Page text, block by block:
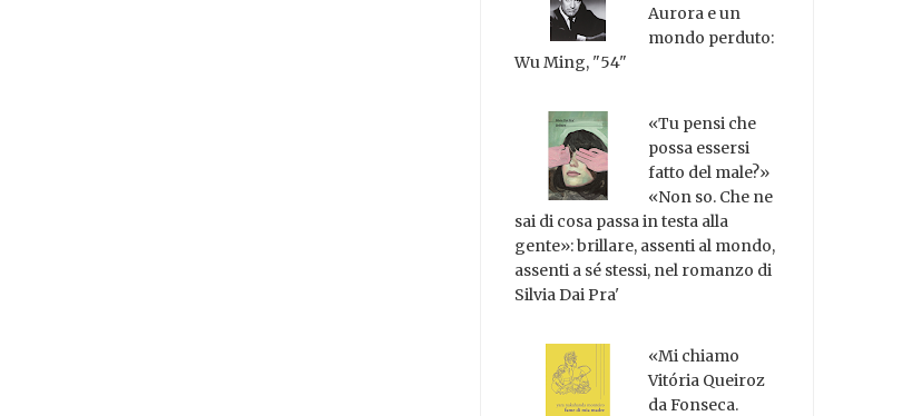
Aurora e un
mondo perduto:
Wu Ming, "54"
«Tu pensi che
possa essersi
fatto del male?»
«Non so. Che ne
sai di cosa passa in testa alla
gente»: brillare, assenti al mondo,
assenti a sé stessi, nel romanzo di
Silvia Dai Pra'
«Mi chiamo
Vitória Queiroz
da Fonseca.